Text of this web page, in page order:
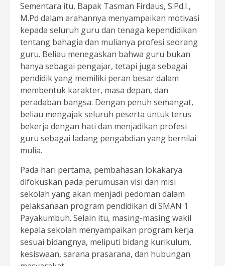
Sementara itu, Bapak Tasman Firdaus, S.Pd.I.,
M.Pd dalam arahannya menyampaikan motivasi
kepada seluruh guru dan tenaga kependidikan
tentang bahagia dan mulianya profesi seorang
guru. Beliau menegaskan bahwa guru bukan
hanya sebagai pengajar, tetapi juga sebagai
pendidik yang memiliki peran besar dalam
membentuk karakter, masa depan, dan
peradaban bangsa. Dengan penuh semangat,
beliau mengajak seluruh peserta untuk terus
bekerja dengan hati dan menjadikan profesi
guru sebagai ladang pengabdian yang bernilai
mulia.
Pada hari pertama, pembahasan lokakarya
difokuskan pada perumusan visi dan misi
sekolah yang akan menjadi pedoman dalam
pelaksanaan program pendidikan di SMAN 1
Payakumbuh. Selain itu, masing-masing wakil
kepala sekolah menyampaikan program kerja
sesuai bidangnya, meliputi bidang kurikulum,
kesiswaan, sarana prasarana, dan hubungan